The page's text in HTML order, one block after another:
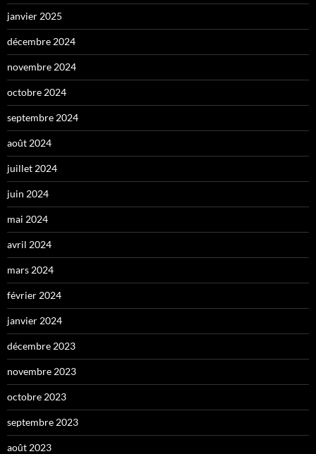
janvier 2025
décembre 2024
novembre 2024
octobre 2024
septembre 2024
août 2024
juillet 2024
juin 2024
mai 2024
avril 2024
mars 2024
février 2024
janvier 2024
décembre 2023
novembre 2023
octobre 2023
septembre 2023
août 2023